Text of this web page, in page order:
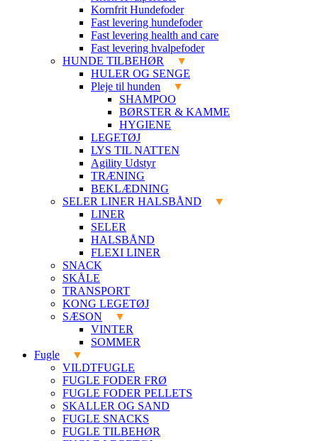
Kornfrit Hundefoder
Fast levering hundefoder
Fast levering health and care
Fast levering hvalpefoder
HUNDE TILBEHØR
HULER OG SENGE
Pleje til hunden
SHAMPOO
BØRSTER & KAMME
HYGIENE
LEGETØJ
LYS TIL NATTEN
Agility Udstyr
TRÆNING
BEKLÆDNING
SELER LINER HALSBÅND
LINER
SELER
HALSBÅND
FLEXI LINER
SNACK
SKÅLE
TRANSPORT
KONG LEGETØJ
SÆSON
VINTER
SOMMER
Fugle
VILDTFUGLE
FUGLE FODER FRØ
FUGLE FODER PELLETS
SKALLER OG SAND
FUGLE SNACKS
FUGLE TILBEHØR